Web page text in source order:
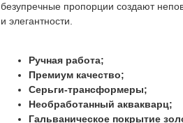
безупречные пропорции создают
и элегантности.
Ручная работа;
Премиум качество;
Серьги-трансформеры;
Необработанный аквакварц;
Гальваническое покрытие